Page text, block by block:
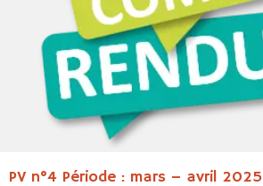
PV n°4 Période : mars – avril 2025